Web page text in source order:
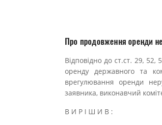
Про продовження оренди
Відповідно до ст.ст. 29,
оренду державного та
врегулювання оренди
заявника, виконавчий
В И Р І Ш И В :